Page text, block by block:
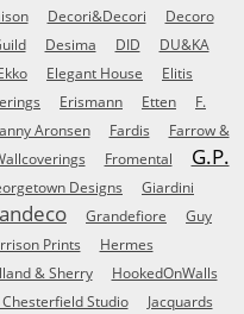
Decori&Decori
Decoro
Desima DID
DU&KA
Elegant House Elitis
Erismann Etten
F.
Aronsen Fardis
Farrow &
Fromental
G.P.
Designs
Giardini
Grandefiore
Guy
Prints Hermes
& Sherry HookedOnWalls
Chesterfield Studio
Jacquards